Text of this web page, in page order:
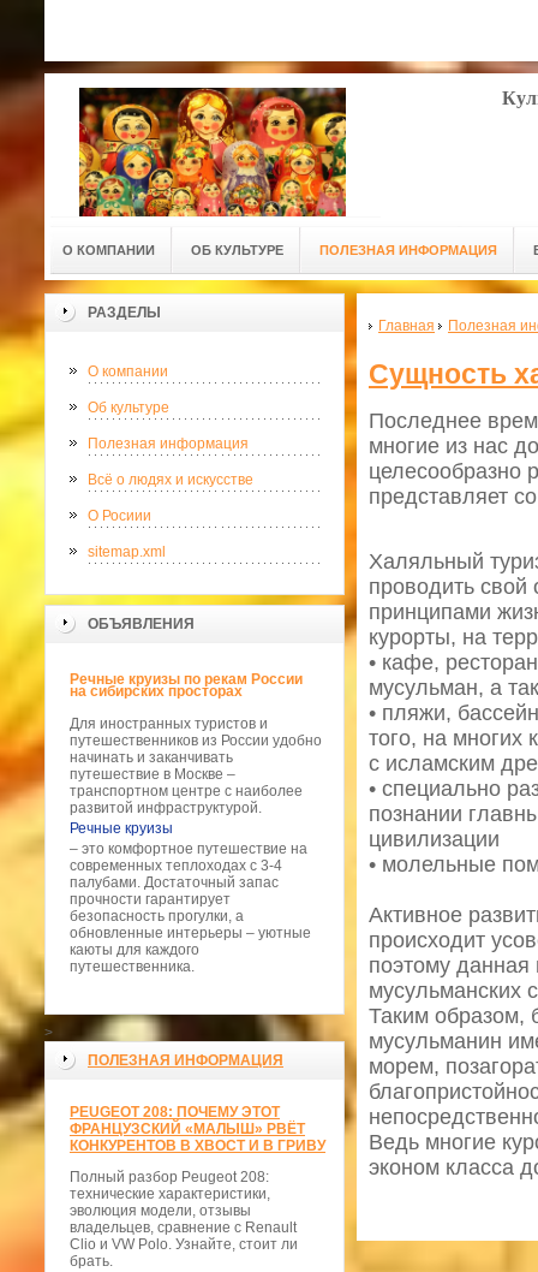
О КОМПАНИИ ОБ КУЛЬТУРЕ ПОЛЕЗНАЯ ИНФОРМАЦИЯ
РАЗДЕЛЫ
О компании
Об культуре
Полезная информация
Всё о людях и искусстве
О Росиии
sitemap.xml
ОБЪЯВЛЕНИЯ
Речные круизы по рекам России
на сибирских просторах
Для иностранных туристов и
путешественников из России удобно
начинать и заканчивать
путешествие в Москве –
транспортном центре с наиболее
развитой инфраструктурой.
Речные круизы
– это комфортное путешествие на
современных теплоходах с 3-4
палубами. Достаточный запас
прочности гарантирует
безопасность прогулки, а
обновленные интерьеры – уютные
каюты для каждого
путешественника.
>
ПОЛЕЗНАЯ ИНФОРМАЦИЯ
PEUGEOT 208: ПОЧЕМУ ЭТОТ
ФРАНЦУЗСКИЙ «МАЛЫШ» РВЁТ
КОНКУРЕНТОВ В ХВОСТ И В ГРИВУ
Полный разбор Peugeot 208:
технические характеристики,
эволюция модели, отзывы
владельцев, сравнение с Renault
Clio и VW Polo. Узнайте, стоит ли
брать.
Главная Полезная
Сущность
Последнее
многие из нас
целесообразно
представляет
Халяльный
проводить свой
принципами
курорты, на
• кафе,
мусульман, а
• пляжи,
того, на многих
с исламским
• специально
познании
цивилизации
• молельные
Активное
происходит
поэтому данная
мусульманских
Таким образом,
мусульманин
морем,
Ведь многие
эконом класса